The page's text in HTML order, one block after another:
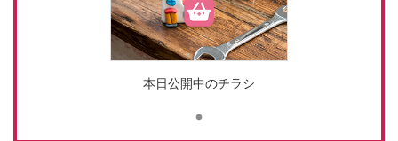
本日公開中のチラシ